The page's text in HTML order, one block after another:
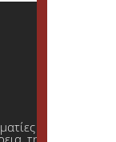
που θέλουν
την απόλυτη